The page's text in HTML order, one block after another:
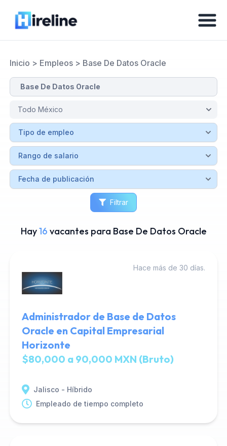
Inicio > Empleos> Base De Datos Oracle
Filtrar
Hay16 vacantes para Base De Datos Oracle
Hace más de 30 días.
Administrador de Base de Datos
Oracle en Capital Empresarial
Horizonte
$80,000 a 90,000 MXN (Bruto)
Jalisco - Híbrido
Empleado de tiempo completo